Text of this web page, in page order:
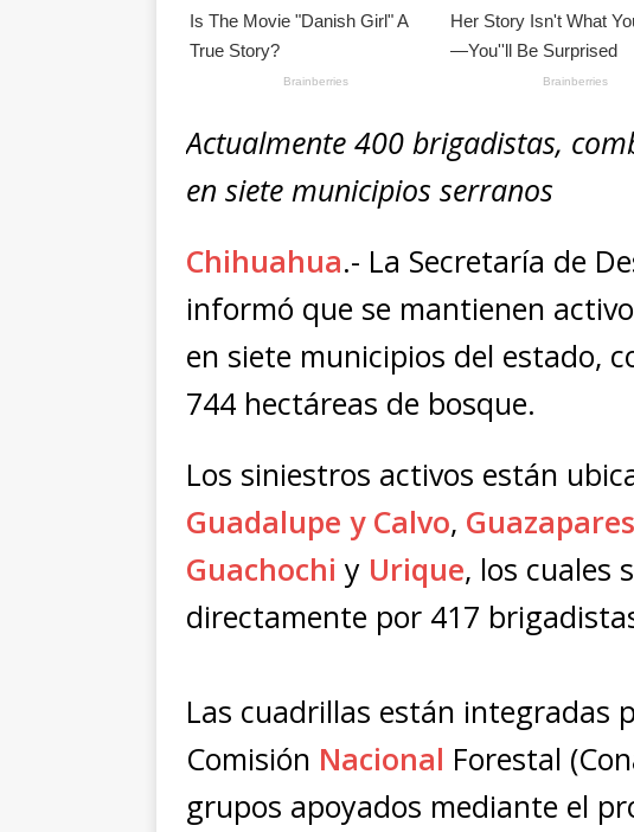
Actualmente 400 brigadistas,
en siete municipios serranos
Chihuahua.- La Secretaría de
informó que se mantienen
en siete municipios del estado,
744 hectáreas de bosque.
Los siniestros activos están
Guadalupe y Calvo, Guazapares
Guachochi y Urique, los cuales
directamente por 417
Las cuadrillas están integradas
Comisión Nacional Forestal
grupos apoyados mediante el